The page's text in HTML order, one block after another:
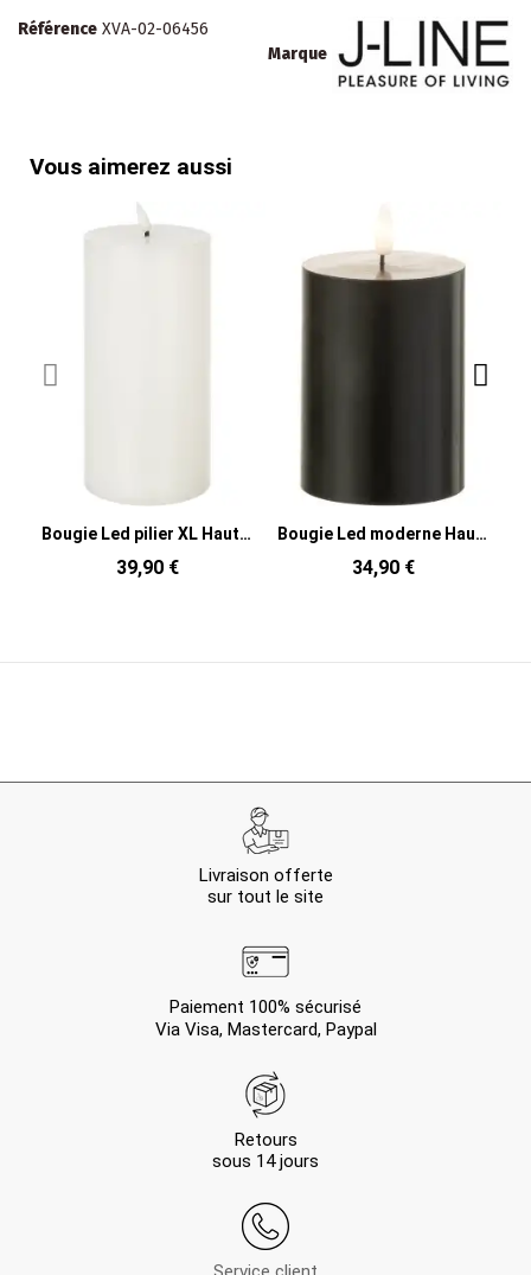
Marque
Référence XVA-02-06456
Vous aimerez aussi
Bougie Led pilier XL Hauteur 23 cm en Cire Plastique Blanc Luzina
39,90 €
Bougie Led moderne Hauteur 10 cm en Cire Plastique Noir Luzina
34,90 €
Livraison offerte
sur tout le site
Paiement 100% sécurisé
Via Visa, Mastercard, Paypal
Retours
sous 14 jours